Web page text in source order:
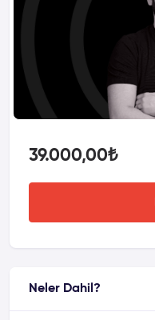
39.000,00₺
Neler Dahil?